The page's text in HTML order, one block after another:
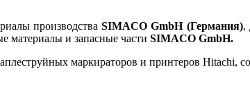
производстваSIMACO GmbH (Германия),
материалы и запасные части SIMACO GmbH.
маркираторов и принтеров Hitachi,